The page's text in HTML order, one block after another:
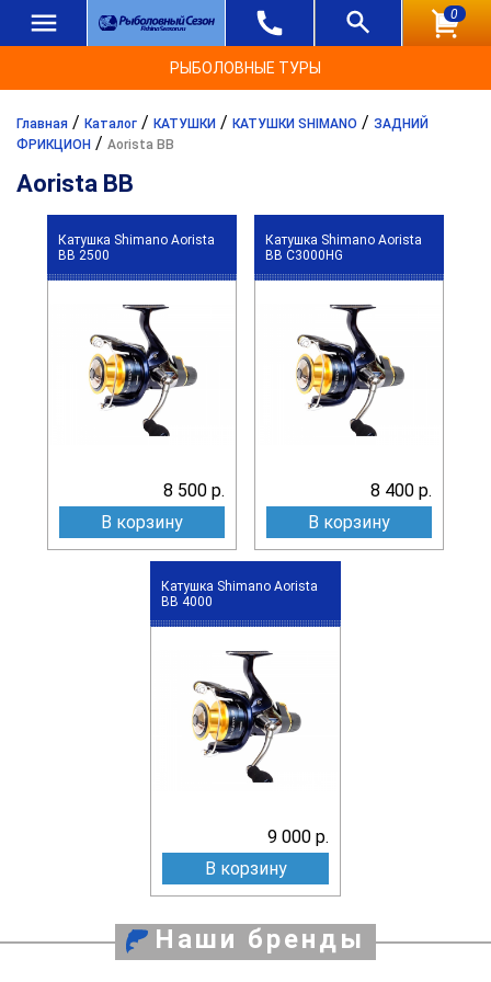
0
РЫБОЛОВНЫЕ ТУРЫ
Главная / Каталог / КАТУШКИ / КАТУШКИ SHIMANO / ЗАДНИЙ
ФРИКЦИОН / Aorista BB
Aorista BB
Катушка Shimano Aorista
BB 2500
8 500 р.
В корзину
Катушка Shimano Aorista
BB C3000HG
8 400 р.
В корзину
Катушка Shimano Aorista
BB 4000
9 000 р.
В корзину
Наши бренды